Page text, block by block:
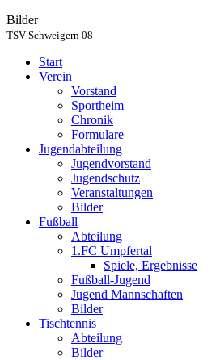
Bilder
TSV Schweigern 08
Start
Verein
Vorstand
Sportheim
Chronik
Formulare
Jugendabteilung
Jugendvorstand
Jugendschutz
Veranstaltungen
Bilder
Fußball
Abteilung
1.FC Umpfertal
Spiele, Ergebnisse
Fußball-Jugend
Jugend Mannschaften
Bilder
Tischtennis
Abteilung
Bilder